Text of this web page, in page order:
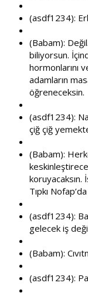
(asdf1234):
(Babam):
biliyorsun.
hormonlarını
adamların
öğreneceksin.
(asdf1234):
çiğ çiğ
(Babam):
koruyacaksın.
Tıpkı
(asdf1234):
gelecek iş
(Babam):
(asdf1234):